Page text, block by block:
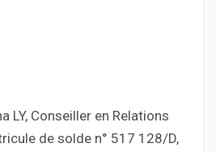
LY, Conseiller en Relations
de solde n° 517 128/D,